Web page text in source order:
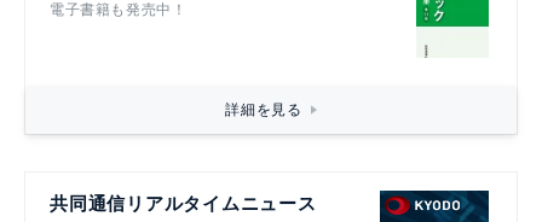
電子書籍も発売中！
詳細を見る
共同通信リアルタイムニュース